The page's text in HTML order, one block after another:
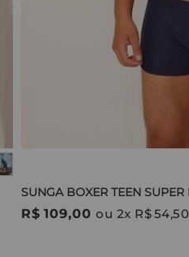
SUNGA BOXER TEEN SUPER
R$ 109,00 ou 2x R$54,50